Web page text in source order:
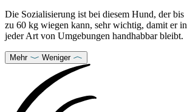
Die Sozialisierung ist bei diesem Hund, der bis
zu 60 kg wiegen kann, sehr wichtig, damit er in
jeder Art von Umgebungen handhabbar bleibt.
Mehr Weniger